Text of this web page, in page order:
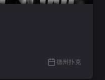
德州扑克